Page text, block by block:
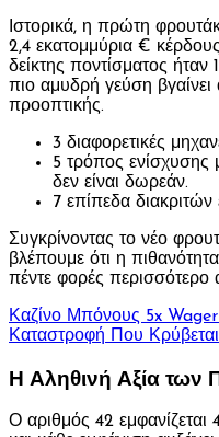
Ιστορικά, η πρώτη
2,4 εκατομμύρια €
δείκτης ποντίσματος ήταν
πιο αμυδρή γεύση
προοπτικής.
3 διαφορετικές
5 τρόπος ενίσχυσης
δεν είναι δωρεάν.
7 επίπεδα
Συγκρίνοντας το νέο
βλέπουμε ότι η
πέντε φορές περισσότερο
Καζίνο Μπόνους 5x
Καταστροφή Που
Η Αληθινή Αξία
Ο αριθμός 42